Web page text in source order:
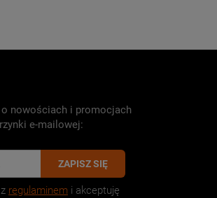
nowościach i promocjach
e-mailowej:
ZAPISZ SIĘ
regulaminem i akceptuję